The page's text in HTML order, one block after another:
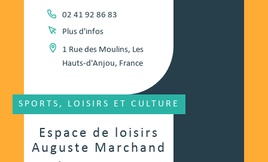
02 41 92 86 83
Plus d'infos
1 Rue des Moulins, Les
Hauts-d'Anjou, France
Espace de loisirs
Auguste Marchand
SPORTS, LOISIRS ET CULTURE